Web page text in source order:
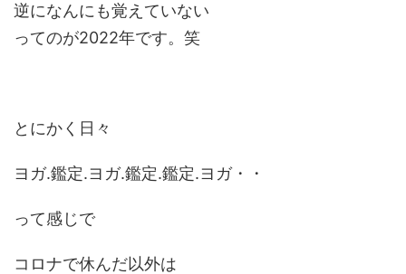
逆になんにも覚えていない
ってのが2022年です。笑
とにかく日々
ヨガ.鑑定.ヨガ.鑑定.鑑定.ヨガ・・
って感じで
コロナで休んだ以外は